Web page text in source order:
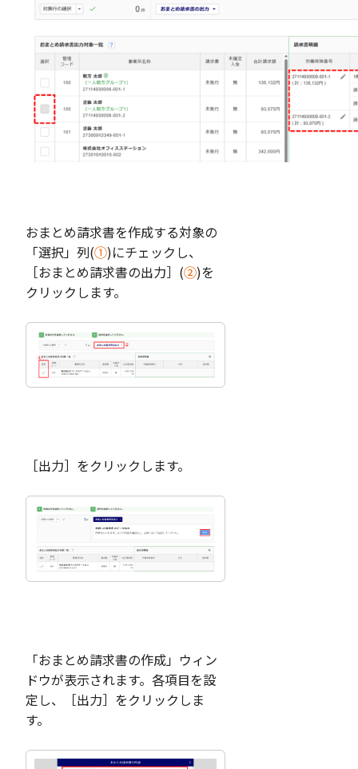
おまとめ請求書を作成する対象の
「選択」列(①)にチェックし、
［おまとめ請求書の出力］(②)を
クリックします。
［出力］をクリックします。
「おまとめ請求書の作成」ウィン
ドウが表示されます。各項目を設
定し、［出力］をクリックしま
す。